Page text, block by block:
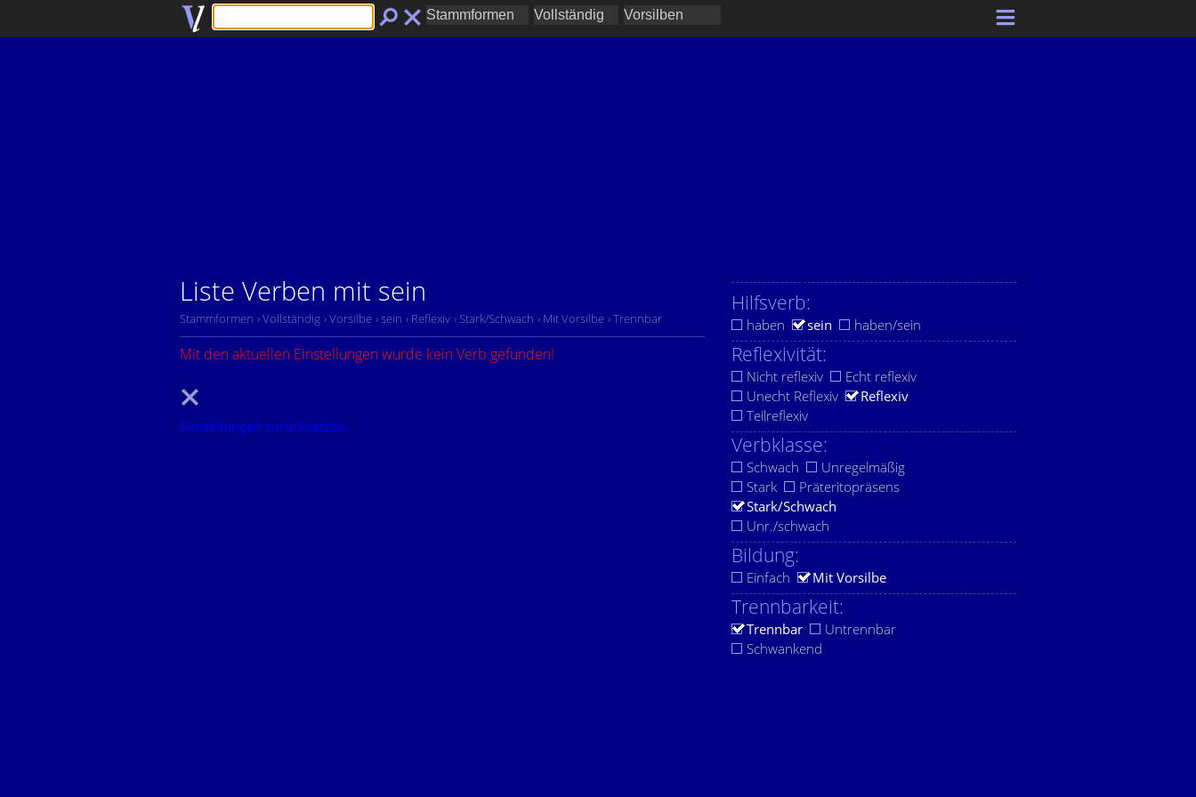
Liste Verben mit sein
Stammformen › Vollständig › Vorsilbe › sein › Reflexiv › Stark/Schwach › Mit Vorsilbe › Trennbar
Mit den aktuellen Einstellungen wurde kein Verb gefunden!
Einstellungen zurücksetzen.
Hilfsverb:
haben sein haben/sein
Reflexivität:
Nicht reflexiv
Echt reflexiv
Unecht Reflexiv
Reflexiv
Teilreflexiv
Verbklasse:
Schwach
Unregelmäßig
Stark
Präteritopräsens
Stark/Schwach
Unr./schwach
Bildung:
Einfach Mit Vorsilbe
Trennbarkeit:
Trennbar
Untrennbar
Schwankend